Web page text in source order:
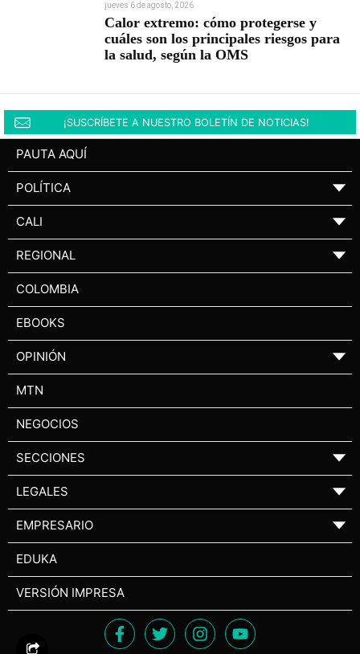
jueves 6 de agosto, 2026
Calor extremo: cómo protegerse y
cuáles son los principales riesgos para
la salud, según la OMS
¡SUSCRÍBETE A NUESTRO BOLETÍN DE NOTICIAS!
PAUTA AQUÍ
POLÍTICA ▼
CALI ▼
REGIONAL ▼
COLOMBIA
EBOOKS
OPINIÓN ▼
MTN
NEGOCIOS
SECCIONES ▼
LEGALES ▼
EMPRESARIO ▼
EDUKA
VERSIÓN IMPRESA